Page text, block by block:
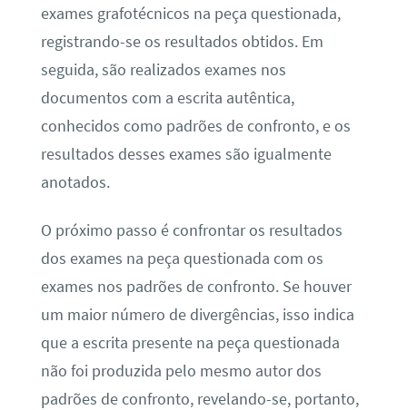
exames grafotécnicos na peça questionada,
registrando-se os resultados obtidos. Em
seguida, são realizados exames nos
documentos com a escrita autêntica,
conhecidos como padrões de confronto, e os
resultados desses exames são igualmente
anotados.
O próximo passo é confrontar os resultados
dos exames na peça questionada com os
exames nos padrões de confronto. Se houver
um maior número de divergências, isso indica
que a escrita presente na peça questionada
não foi produzida pelo mesmo autor dos
padrões de confronto, revelando-se, portanto,